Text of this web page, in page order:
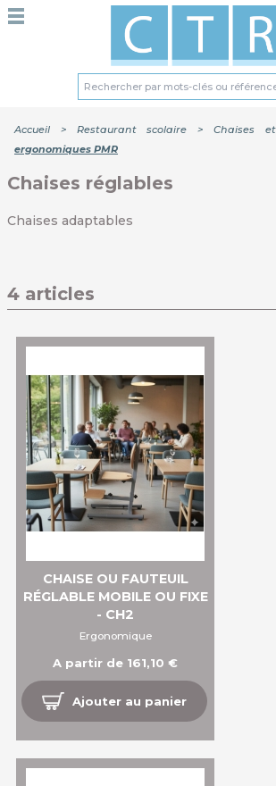
Accueil > Restaurant scolaire > Chaises
ergonomiques PMR
Chaises réglables
Chaises adaptables
4 articles
CHAISE OU FAUTEUIL
RÉGLABLE MOBILE OU FIXE
- CH2
Ergonomique
A partir de 161,10 €
Ajouter au panier